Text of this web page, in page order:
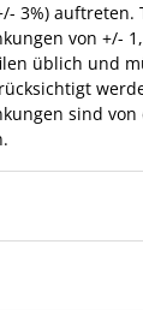
3%)
von +/-
üblich und
sind